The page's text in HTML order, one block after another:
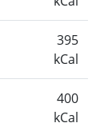
395
kCal
400
kCal